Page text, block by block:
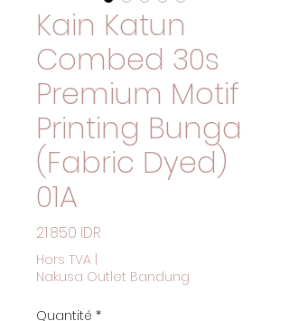
Kain Katun
Combed 30s
Premium Motif
Printing Bunga
(Fabric Dyed)
01A
21 850 IDR
Hors TVA
Nakusa Outlet Bandung
Quantité *